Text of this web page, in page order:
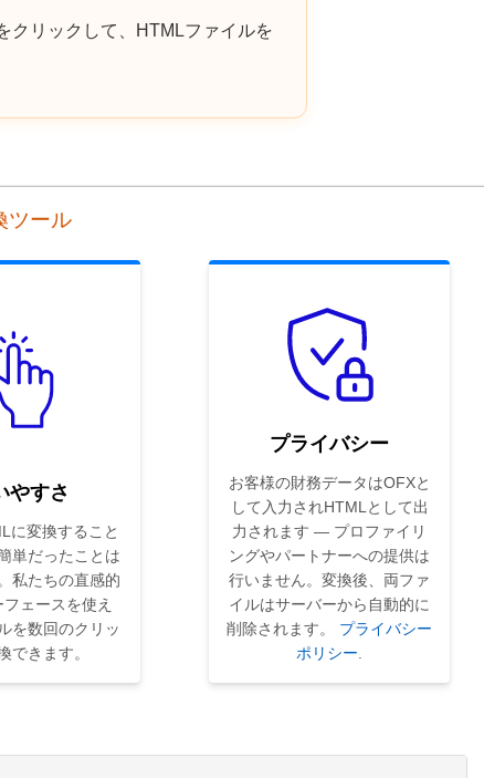
クリックして、HTMLファイルを
ツール
やすさ
に変換すること
単だったことは
私たちの直感的
ェースを使え
を数回のクリッ
できます。
プライバシー
お客様の財務データはOFXと
して入力されHTMLとして出
力されます — プロファイリ
ングやパートナーへの提供は
行いません。変換後、両ファ
イルはサーバーから自動的に
削除されます。 プライバシー
ポリシー